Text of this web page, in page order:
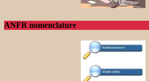
ANFR nomenclature